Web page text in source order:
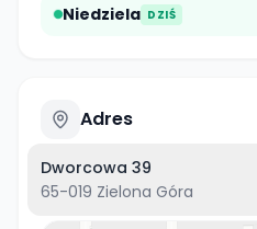
Niedziela DZIŚ
Adres
Dworcowa 39
65-019 Zielona Góra